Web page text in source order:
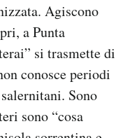
Agiscono
a Punta
si trasmette di
conosce periodi
Sono
sono “cosa